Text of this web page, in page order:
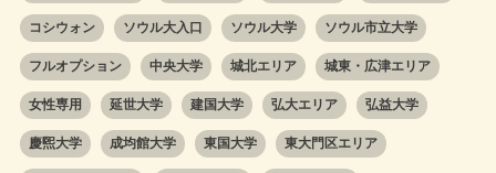
コシウォン ソウル大入口 ソウル大学 ソウル市立大学
フルオプション 中央大学 城北エリア 城東・広津エリア
女性専用 延世大学 建国大学 弘大エリア 弘益大学
慶煕大学 成均館大学 東国大学 東大門区エリア